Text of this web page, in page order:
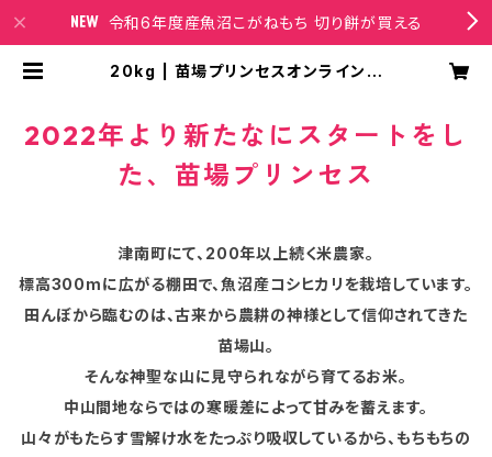
令和6年度産魚沼こがねもち 切り餅が買える
20kg | 苗場プリンセスオンラインシ
2022年より新たなにスタートをし
た、苗場プリンセス
津南町にて、200年以上続く米農家。
標高300mに広がる棚田で、魚沼産コシヒカリを栽培しています。
田んぼから臨むのは、古来から農耕の神様として信仰されてきた
苗場山。
そんな神聖な山に見守られながら育てるお米。
中山間地ならではの寒暖差によって甘みを蓄えます。
山々がもたらす雪解け水をたっぷり吸収しているから、もちもちの